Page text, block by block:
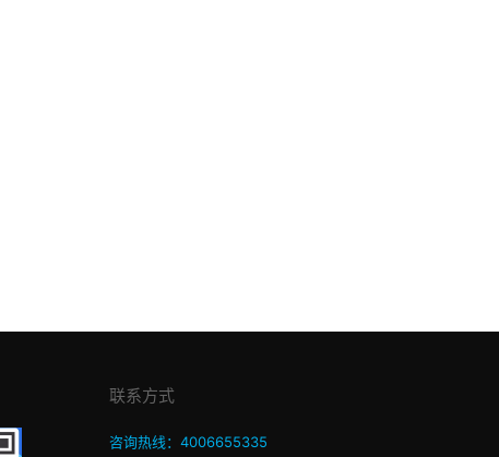
联系方式
咨询热线：4006655335